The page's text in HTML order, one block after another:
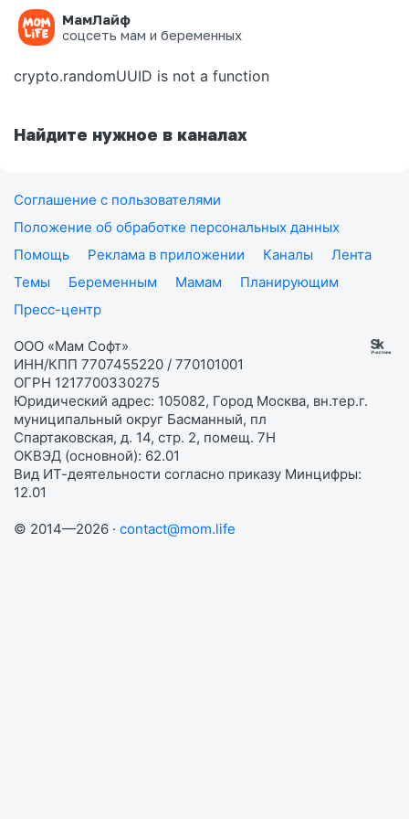
МамЛайф
соцсеть мам и беременных
Ошибка на странице
crypto.randomUUID is not a function
Найдите нужное в каналах
Соглашение с пользователями
Положение об обработке персональных данных
Помощь
Реклама в приложении Каналы
Лента
Темы
Беременным Мамам
Планирующим
Пресс-центр
ООО «Мам Софт»
ИНН/КПП 7707455220 / 770101001
ОГРН 1217700330275
Юридический адрес: 105082, Город Москва, вн.тер.г.
муниципальный округ Басманный, пл
Спартаковская, д. 14, стр. 2, помещ. 7Н
ОКВЭД (основной): 62.01
Вид ИТ-деятельности согласно приказу Минцифры:
12.01
© 2014—2026 · contact@mom.life